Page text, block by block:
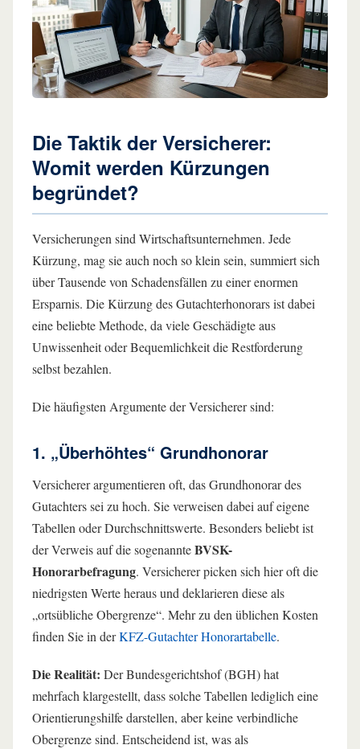
Die Taktik der Versicherer:
Womit werden Kürzungen
begründet?
Versicherungen sind Wirtschaftsunternehmen. Jede
Kürzung, mag sie auch noch so klein sein, summiert sich
über Tausende von Schadensfällen zu einer enormen
Ersparnis. Die Kürzung des Gutachterhonorars ist dabei
eine beliebte Methode, da viele Geschädigte aus
Unwissenheit oder Bequemlichkeit die Restforderung
selbst bezahlen.
Die häufigsten Argumente der Versicherer sind:
1. „Überhöhtes“ Grundhonorar
Versicherer argumentieren oft, das Grundhonorar des
Gutachters sei zu hoch. Sie verweisen dabei auf eigene
Tabellen oder Durchschnittswerte. Besonders beliebt ist
der Verweis auf die sogenannteBVSK-
Honorarbefragung. Versicherer picken sich hier oft die
niedrigsten Werte heraus und deklarieren diese als
„ortsübliche Obergrenze“. Mehr zu den üblichen Kosten
finden Sie in derKFZ-Gutachter Honorartabelle.
Die Realität: Der Bundesgerichtshof (BGH) hat
mehrfach klargestellt, dass solche Tabellen lediglich eine
Orientierungshilfe darstellen, aber keine verbindliche
Obergrenze sind. Entscheidend ist, was als